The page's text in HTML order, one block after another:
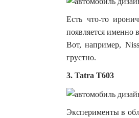
Есть что-то
появляется именно
Вот, например,
грустно.
3. Tatra T603
Эксперименты в